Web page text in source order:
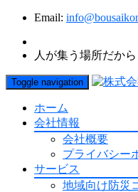
Email:
人が集う場所だか
Toggle navigation
ホーム
会社情報
会社概要
プライバシー
サービス
地域向け防災